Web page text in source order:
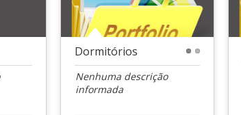
Dormitórios
Nenhuma descrição
informada